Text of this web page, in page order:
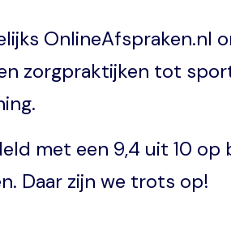
OnlineAfspraken.nl
zorgpraktijken tot
met een 9,4 uit 10 op
Daar zijn we trots op!